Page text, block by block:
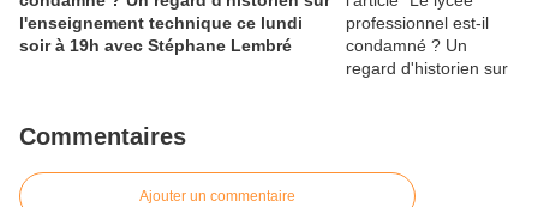
l'enseignement technique ce lundi
soir à 19h avec Stéphane Lembré
Commentaires
Ajouter un commentaire